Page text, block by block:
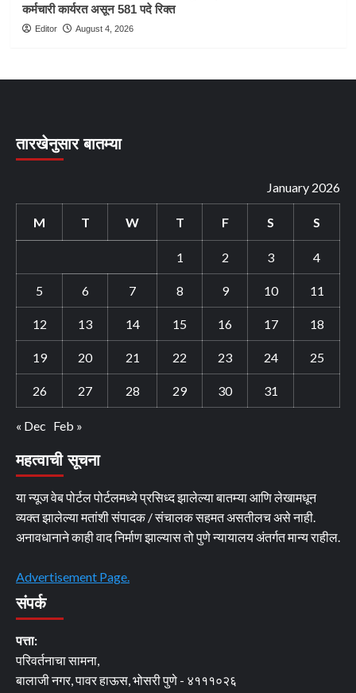
कर्मचारी कार्यरत असून 581 पदे रिक्त
Editor August 4, 2026
तारखेनुसार बातम्या
January 2026
M T W T F S S
1 2 3 4
5 6 7 8 9 10 11
12 13 14 15 16 17 18
19 20 21 22 23 24 25
26 27 28 29 30 31
« Dec Feb »
महत्वाची सूचना
या न्यूज वेब पोर्टल पोर्टलमध्ये प्रसिध्द झालेल्या बातम्या आणि लेखामधून
व्यक्त झालेल्या मतांशी संपादक / संचालक सहमत असतीलच असे नाही.
अनावधानाने काही वाद निर्माण झाल्यास तो पुणे न्यायालय अंतर्गत मान्य राहील.
Advertisement Page.
संपर्क
पत्ता:
परिवर्तनाचा सामना,
बालाजी नगर, पावर हाऊस, भोसरी पुणे - ४१११०२६